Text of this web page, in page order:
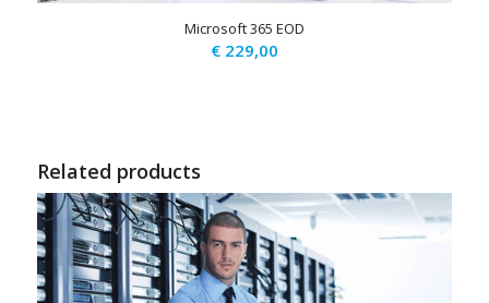
Microsoft 365 EOD
€229,00
Related products